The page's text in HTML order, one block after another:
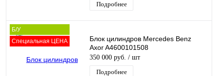
Подробнее
Б/У
Специальная ЦЕНА
Блок цилиндров Mercedes Benz
Axor A4600101508
350 000 руб. / шт
Подробнее